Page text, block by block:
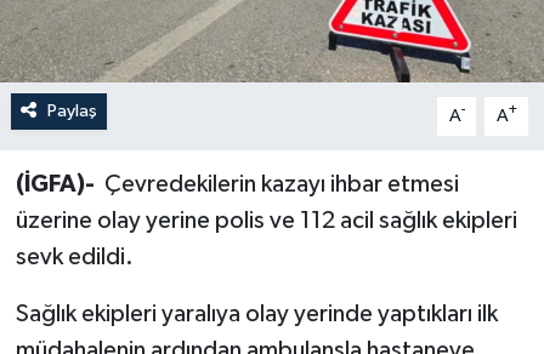
Paylaş A- A+
(İGFA)- Çevredekilerin kazayı ihbar etmesi
üzerine olay yerine polis ve 112 acil sağlık ekipleri
sevk edildi.
Sağlık ekipleri yaralıya olay yerinde yaptıkları ilk